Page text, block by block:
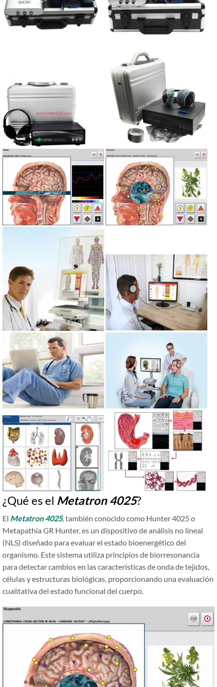
¿Qué es el Metatron 4025?
El Metatron 4025, también conocido como Hunter 4025 o
Metapathia GR Hunter, es un dispositivo de análisis no lineal
(NLS) diseñado para evaluar el estado bioenergético del
organismo. Este sistema utiliza principios de biorresonancia
para detectar cambios en las características de onda de tejidos,
células y estructuras biológicas, proporcionando una evaluación
cualitativa del estado funcional del cuerpo.